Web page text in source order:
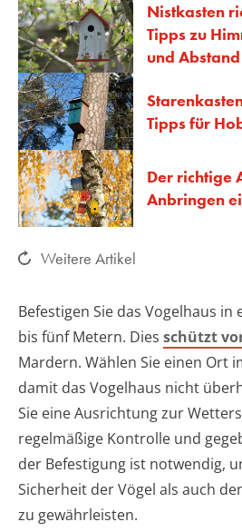
Nistkasten
Tipps zu
und Abstand
Tipps für
Der richtige
Anbringen
Weitere Artikel
Befestigen Sie das Vogelhaus in
bis fünf Metern. Dies schützt
Mardern. Wählen Sie einen Ort
damit das Vogelhaus nicht
Sie eine Ausrichtung zur
regelmäßige Kontrolle und
der Befestigung ist notwendig,
Sicherheit der Vögel als auch
zu gewährleisten.